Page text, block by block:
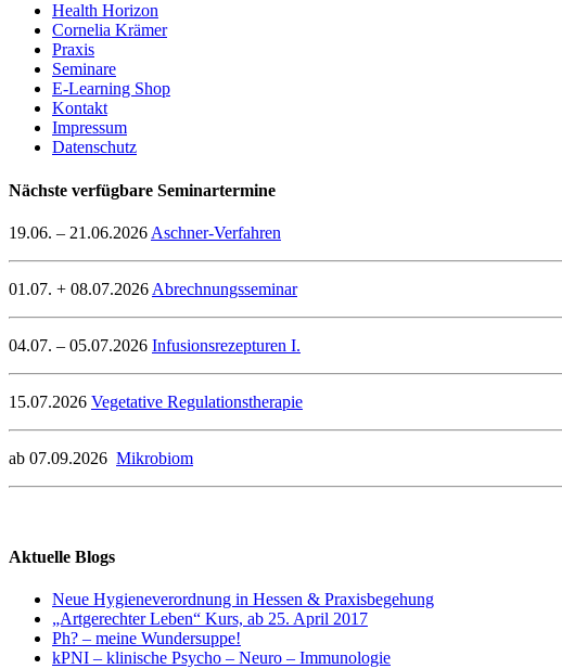
Health Horizon
Cornelia Krämer
Praxis
Seminare
E-Learning Shop
Kontakt
Impressum
Datenschutz
Nächste verfügbare Seminartermine
19.06. – 21.06.2026 Aschner-Verfahren
01.07. + 08.07.2026 Abrechnungsseminar
04.07. – 05.07.2026 Infusionsrezepturen I.
15.07.2026 Vegetative Regulationstherapie
ab 07.09.2026 Mikrobiom
Aktuelle Blogs
Neue Hygieneverordnung in Hessen & Praxisbegehung
„Artgerechter Leben“ Kurs, ab 25. April 2017
Ph? – meine Wundersuppe!
kPNI – klinische Psycho – Neuro – Immunologie